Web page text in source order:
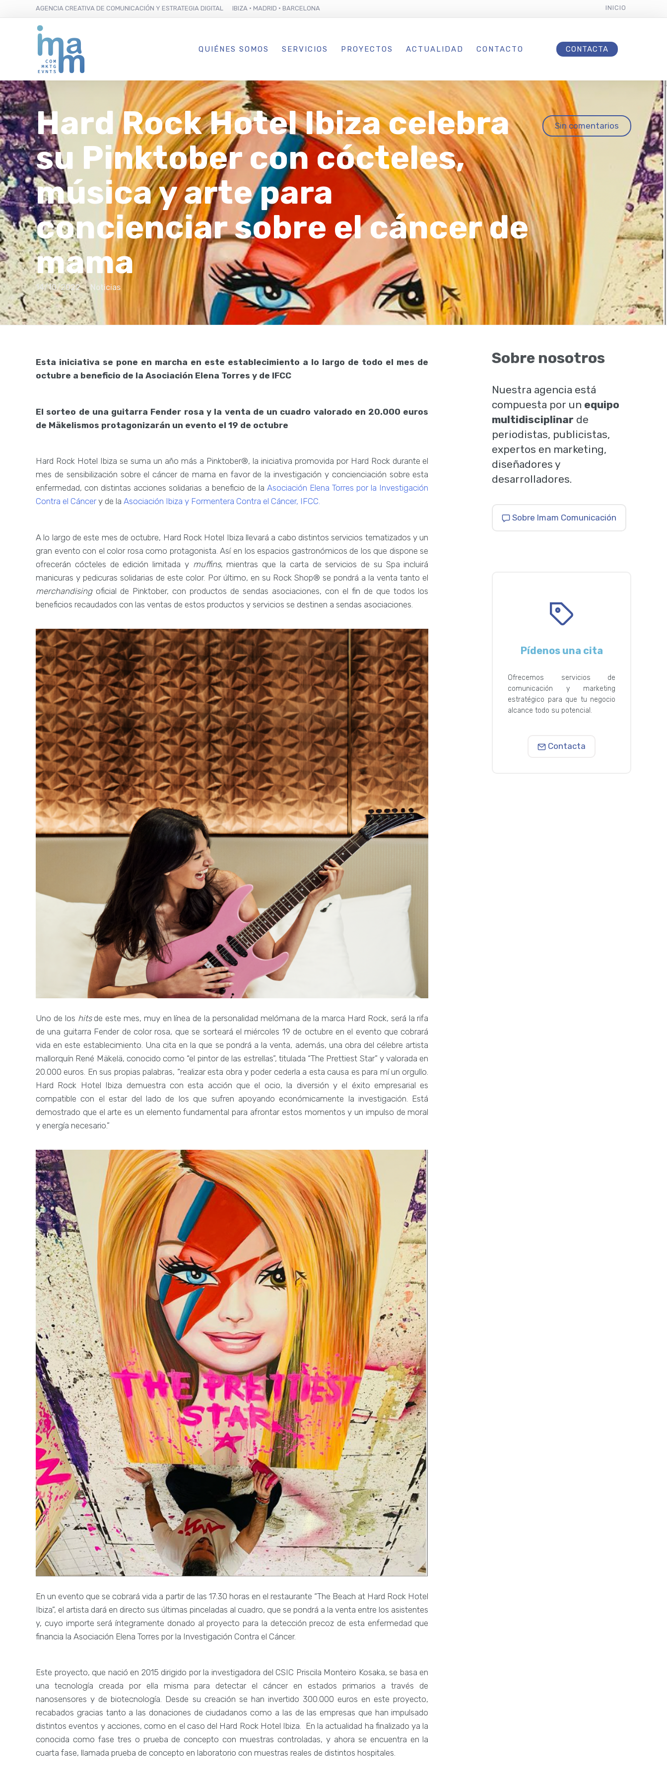
AGENCIA CREATIVA DE COMUNICACIÓN Y ESTRATEGIA DIGITAL IBIZA · MADRID · BARCELONA INICIO
QUIÉNES SOMOS SERVICIOS PROYECTOS ACTUALIDAD CONTACTO CONTACTA
Hard Rock Hotel Ibiza celebra
su Pinktober con cócteles,
música y arte para
concienciar sobre el cáncer de
mama
14/10/2022 Noticias
Sin comentarios
Esta iniciativa se pone en marcha en este establecimiento a lo largo de todo el mes de
octubre a beneficio de la Asociación Elena Torres y de IFCC
El sorteo de una guitarra Fender rosa y la venta de un cuadro valorado en 20.000 euros
de Mäkelismos protagonizarán un evento el 19 de octubre
Hard Rock Hotel Ibiza se suma un año más a Pinktober®, la iniciativa promovida por Hard Rock durante el
mes de sensibilización sobre el cáncer de mama en favor de la investigación y concienciación sobre esta
enfermedad, con distintas acciones solidarias a beneficio de la Asociación Elena Torres por la Investigación
Contra el Cáncery de la Asociación Ibiza y Formentera Contra el Cáncer, IFCC.
A lo largo de este mes de octubre, Hard Rock Hotel Ibiza llevará a cabo distintos servicios tematizados y un
gran evento con el color rosa como protagonista. Así en los espacios gastronómicos de los que dispone se
ofrecerán cócteles de edición limitada y muffins, mientras que la carta de servicios de su Spa incluirá
manicuras y pedicuras solidarias de este color. Por último, en su Rock Shop® se pondrá a la venta tanto el
merchandisingoficial de Pinktober, con productos de sendas asociaciones, con el fin de que todos los
beneficios recaudados con las ventas de estos productos y servicios se destinen a sendas asociaciones.
Uno de los hitsde este mes, muy en línea de la personalidad melómana de la marca Hard Rock, será la rifa
de una guitarra Fender de color rosa, que se sorteará el miércoles 19 de octubre en el evento que cobrará
vida en este establecimiento. Una cita en la que se pondrá a la venta, además, una obra del célebre artista
mallorquín René Mäkelä, conocido como “el pintor de las estrellas”, titulada “The Prettiest Star” y valorada en
20.000 euros. En sus propias palabras, “realizar esta obra y poder cederla a esta causa es para mí un orgullo.
Hard Rock Hotel Ibiza demuestra con esta acción que el ocio, la diversión y el éxito empresarial es
compatible con el estar del lado de los que sufren apoyando económicamente la investigación. Está
demostrado que el arte es un elemento fundamental para afrontar estos momentos y un impulso de moral
y energía necesario.”
En un evento que se cobrará vida a partir de las 17:30 horas en el restaurante “The Beach at Hard Rock Hotel
Ibiza”, el artista dará en directo sus últimas pinceladas al cuadro, que se pondrá a la venta entre los asistentes
y, cuyo importe será íntegramente donado al proyecto para la detección precoz de esta enfermedad que
financia la Asociación Elena Torres por la Investigación Contra el Cáncer.
Este proyecto, que nació en 2015 dirigido por la investigadora del CSIC Priscila Monteiro Kosaka, se basa en
una tecnología creada por ella misma para detectar el cáncer en estados primarios a través de
nanosensores y de biotecnología. Desde su creación se han invertido 300.000 euros en este proyecto,
recabados gracias tanto a las donaciones de ciudadanos como a las de las empresas que han impulsado
distintos eventos y acciones, como en el caso del Hard Rock Hotel Ibiza. En la actualidad ha finalizado ya la
conocida como fase tres o prueba de concepto con muestras controladas, y ahora se encuentra en la
cuarta fase, llamada prueba de concepto en laboratorio con muestras reales de distintos hospitales.
Sobre nosotros
Nuestra agencia está
compuesta por un equipo
multidisciplinar de
periodistas, publicistas,
expertos en marketing,
diseñadores y
desarrolladores.
Sobre Imam Comunicación
Pídenos una cita
Ofrecemos servicios de
comunicación y marketing
estratégico para que tu negocio
alcance todo su potencial.
Contacta